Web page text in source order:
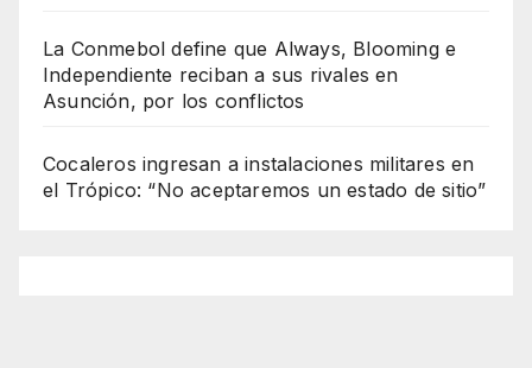
La Conmebol define que Always, Blooming e
Independiente reciban a sus rivales en
Asunción, por los conflictos
Cocaleros ingresan a instalaciones militares en
el Trópico: “No aceptaremos un estado de sitio”